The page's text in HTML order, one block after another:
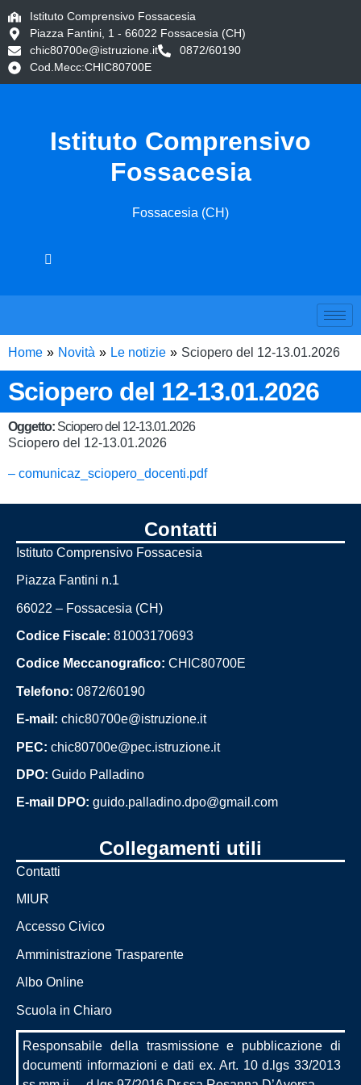
Istituto Comprensivo Fossacesia
Piazza Fantini, 1 - 66022 Fossacesia (CH)
chic80700e@istruzione.it
0872/60190
Cod.Mecc:CHIC80700E
Istituto Comprensivo
Fossacesia
Fossacesia (CH)
Home Novità Le notizie Sciopero del 12-13.01.2026
Sciopero del 12-13.01.2026
Oggetto: Sciopero del 12-13.01.2026
Sciopero del 12-13.01.2026
– comunicaz_sciopero_docenti.pdf
Contatti
Istituto Comprensivo Fossacesia
Piazza Fantini n.1
66022 – Fossacesia (CH)
Codice Fiscale: 81003170693
Codice Meccanografico: CHIC80700E
Telefono: 0872/60190
E-mail: chic80700e@istruzione.it
PEC: chic80700e@pec.istruzione.it
DPO: Guido Palladino
E-mail DPO: guido.palladino.dpo@gmail.com
Collegamenti utili
Contatti
MIUR
Accesso Civico
Amministrazione Trasparente
Albo Online
Scuola in Chiaro
Responsabile della trasmissione e pubblicazione di
documenti informazioni e dati ex. Art. 10 d.lgs 33/2013